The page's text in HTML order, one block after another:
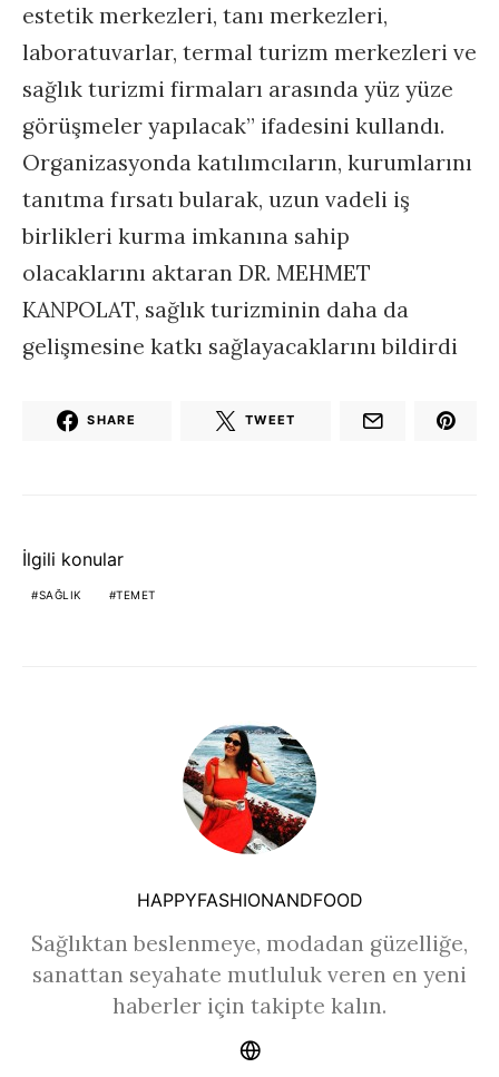
estetik merkezleri, tanı merkezleri,
laboratuvarlar, termal turizm merkezleri ve
sağlık turizmi firmaları arasında yüz yüze
görüşmeler yapılacak” ifadesini kullandı.
Organizasyonda katılımcıların, kurumlarını
tanıtma fırsatı bularak, uzun vadeli iş
birlikleri kurma imkanına sahip
olacaklarını aktaran DR. MEHMET
KANPOLAT, sağlık turizminin daha da
gelişmesine katkı sağlayacaklarını bildirdi
SHARE TWEET
İlgili konular
SAĞLIK TEMET
HAPPYFASHIONANDFOOD
Sağlıktan beslenmeye, modadan güzelliğe,
sanattan seyahate mutluluk veren en yeni
haberler için takipte kalın.